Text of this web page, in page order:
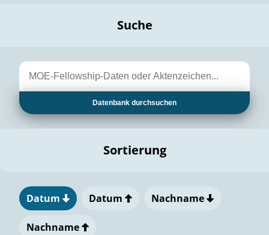
Suche
Datenbank durchsuchen
Sortierung
Datum Datum Nachname
Nachname